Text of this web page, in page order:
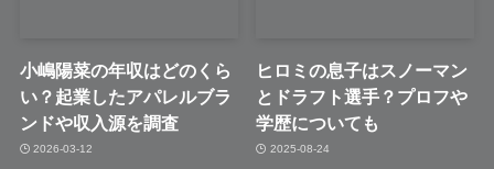
小嶋陽菜の年収はどのくら
い？起業したアパレルブラ
ンドや収入源を調査
2026-03-12
ヒロミの息子はスノーマン
とドラフト選手？プロフや
学歴についても
2025-08-24